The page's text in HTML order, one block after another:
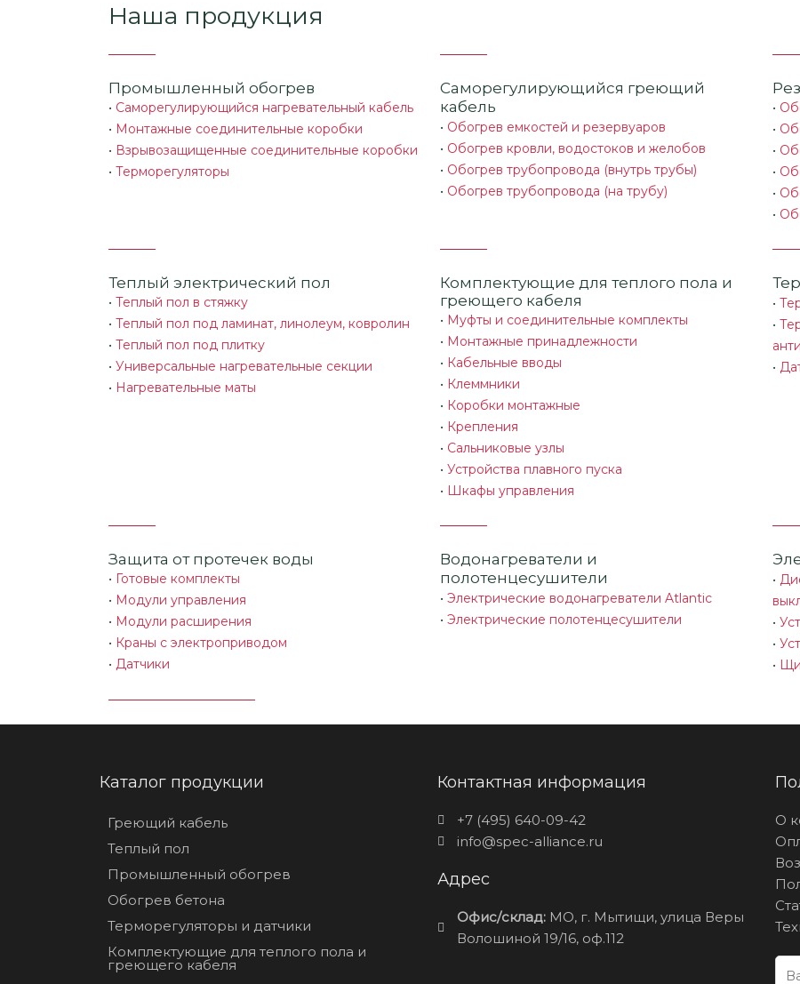
Наша продукция
Промышленный обогрев
• Саморегулирующийся нагревательный кабель
• Монтажные соединительные коробки
• Взрывозащищенные соединительные коробки
• Терморегуляторы
Саморегулирующийся греющий
кабель
• Обогрев емкостей и резервуаров
• Обогрев кровли, водостоков и желобов
• Обогрев трубопровода (внутрь трубы)
• Обогрев трубопровода (на трубу)
•
•
•
•
•
•
Теплый электрический пол
• Теплый пол в стяжку
• Теплый пол под ламинат, линолеум, ковролин
• Теплый пол под плитку
• Универсальные нагревательные секции
• Нагревательные маты
Комплектующие для теплого пола и
греющего кабеля
• Муфты и соединительные комплекты
• Монтажные принадлежности
• Кабельные вводы
• Клеммники
• Коробки монтажные
• Крепления
• Сальниковые узлы
•Устройства плавного пуска
• Шкафы управления
•
•
•
Защита от протечек воды
• Готовые комплекты
• Модули управления
• Модули расширения
• Краны с электроприводом
• Датчики
Водонагреватели и
полотенцесушители
•Электрические водонагреватели Atlantic
•Электрические полотенцесушители
•
•
•
•
Каталог продукции
Греющий кабель
Теплый пол
Промышленный обогрев
Обогрев бетона
Терморегуляторы и датчики
Комплектующие для теплого пола и
греющего кабеля
Контактная информация
+7 (495) 640-09-42
info@spec-alliance.ru
Адрес
Офис/склад: МО, г. Мытищи, улица Веры
Волошиной 19/16, оф.112
О